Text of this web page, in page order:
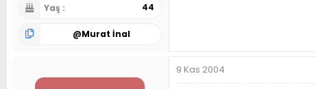
Yaş 44
@Murat İnal
9 Kas 2004